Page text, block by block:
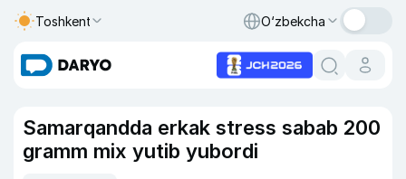
Toshkent O‘zbekcha
Samarqandda erkak stress sabab 200
gramm mix yutib yubordi